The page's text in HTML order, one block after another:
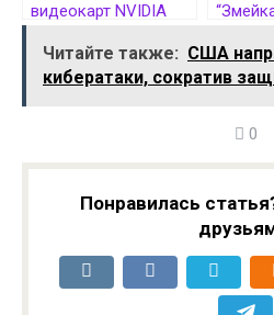
видеокарт NVIDIA
оказалась у
перекупщиков
Читайте также: США
кибератаки, сократив
0
Понравилась